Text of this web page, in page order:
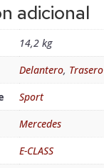
adicional
14,2 kg
Delantero, Trasero
Sport
Mercedes
E-CLASS